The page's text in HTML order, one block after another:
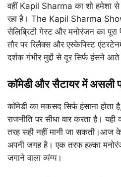
वहीं Kapil Sharma का शो हमेशा से
रहा है। The Kapil Sharma
सेलिब्रिटी गेस्ट और मनोरंजन का
तौर पर रिलैक्स और एस्केपिस्ट
दर्शक गंभीर मुद्दों से दूर सिर्फ हंसने
कॉमेडी और सैटायर में असली
कॉमेडी का मकसद सिर्फ हंसाना
राजनीति पर सीधा वार करता है।
तरह सही नहीं मानी जा सकती।आज के
अपनी जगह है। एक तरफ हल्का
जगाने वाला व्यंग्य।